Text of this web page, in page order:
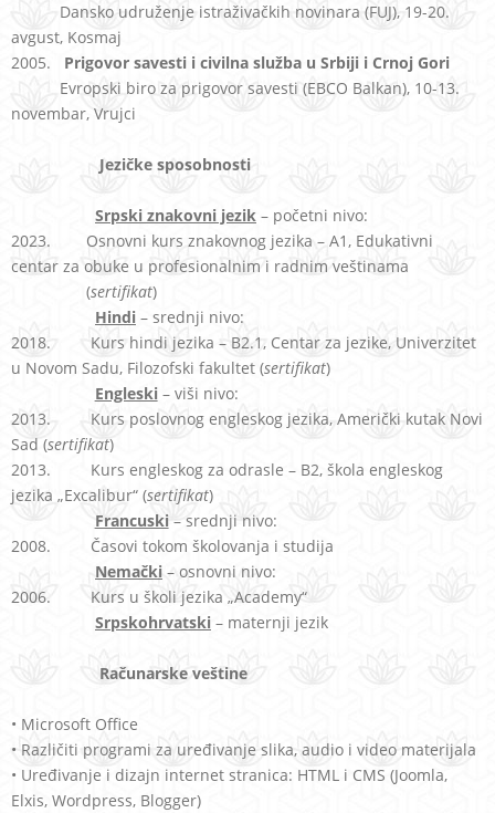
Dansko udruženje istraživačkih novinara (FUJ), 19-20.
avgust, Kosmaj
2005. Prigovor savesti i civilna služba u Srbiji i Crnoj Gori
Evropski biro za prigovor savesti (EBCO Balkan), 10-13.
novembar, Vrujci
Jezičke sposobnosti
Srpski znakovni jezik – početni nivo:
2023. Osnovni kurs znakovnog jezika – A1, Edukativni
centar za obuke u profesionalnim i radnim veštinama
(sertifikat)
Hindi – srednji nivo:
2018. Kurs hindi jezika – B2.1, Centar za jezike, Univerzitet
u Novom Sadu, Filozofski fakultet (sertifikat)
Engleski – viši nivo:
2013. Kurs poslovnog engleskog jezika, Američki kutak Novi
Sad (sertifikat)
2013. Kurs engleskog za odrasle – B2, škola engleskog
jezika „Excalibur“ (sertifikat)
Francuski – srednji nivo:
2008. Časovi tokom školovanja i studija
Nemački – osnovni nivo:
2006. Kurs u školi jezika „Academy“
Srpskohrvatski – maternji jezik
Računarske veštine
• Microsoft Office
• Različiti programi za uređivanje slika, audio i video materijala
• Uređivanje i dizajn internet stranica: HTML i CMS (Joomla,
Elxis, Wordpress, Blogger)